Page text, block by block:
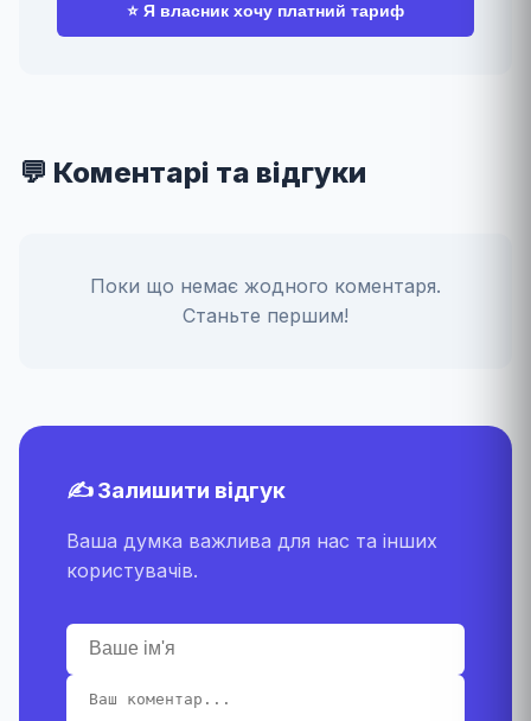
⭐ Я власник хочу платний тариф
💬 Коментарі та відгуки
Поки що немає жодного коментаря.
Станьте першим!
✍️ Залишити відгук
Ваша думка важлива для нас та інших
користувачів.